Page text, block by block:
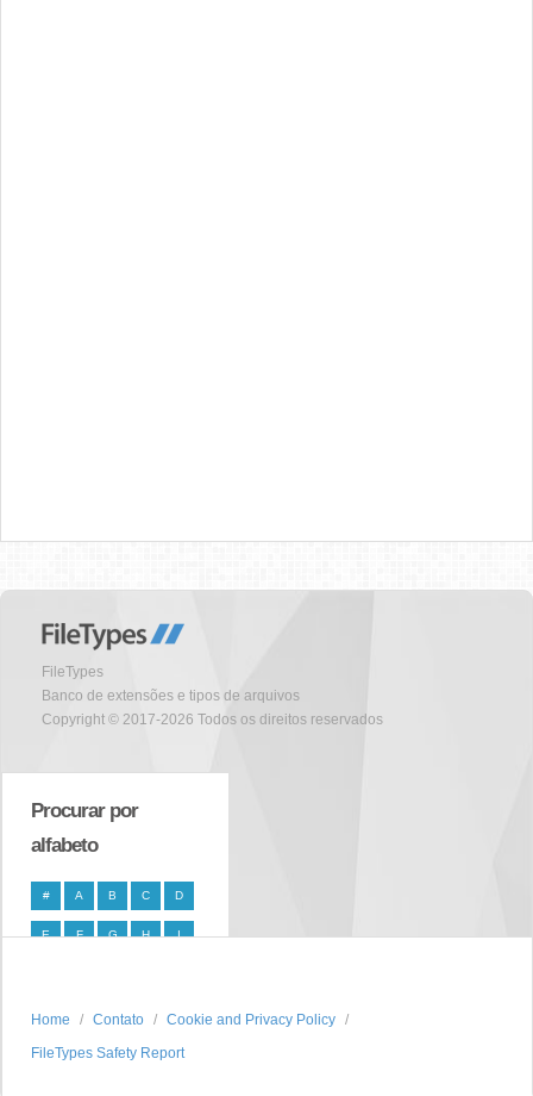
FileTypes
Banco de extensões e tipos de arquivos
Copyright © 2017-2026 Todos os direitos reservados
Procurar por
alfabeto
# A B C D
E F G H I
P S
T U V W X
Home Contato
Cookie and Privacy Policy
FileTypes Safety Report